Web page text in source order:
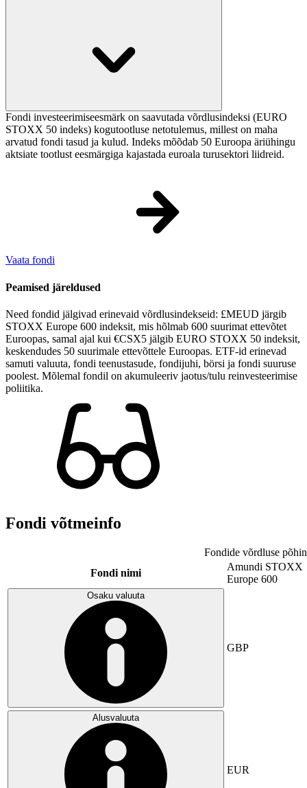
Fondi investeerimiseesmärk on saavutada võrdlusindeksi (EURO
STOXX 50 indeks) kogutootluse netotulemus, millest on maha
arvatud fondi tasud ja kulud. Indeks mõõdab 50 Euroopa äriühingu
aktsiate tootlust eesmärgiga kajastada euroala turusektori liidreid.
Vaata fondi
Peamised järeldused
Need fondid jälgivad erinevaid võrdlusindekseid: £MEUD järgib
STOXX Europe 600 indeksit, mis hõlmab 600 suurimat ettevõtet
Euroopas, samal ajal kui €CSX5 jälgib EURO STOXX 50 indeksit,
keskendudes 50 suurimale ettevõttele Euroopas. ETF-id erinevad
samuti valuuta, fondi teenustasude, fondijuhi, börsi ja fondi suuruse
poolest. Mõlemal fondil on akumuleeriv jaotus/tulu reinvesteerimise
poliitika.
Fondi võtmeinfo
Fondide võrdluse
Fondi nimi
Amundi STOXX
Europe 600
Osaku valuuta
GBP
Alusvaluuta
EUR